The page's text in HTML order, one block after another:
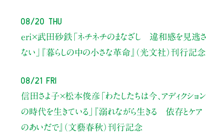
08/20 Thu
eri×武田砂鉄「ネチネチのまなざし 違和感を見逃さ
ない」
『暮らしの中の小さな革命』（光文社）刊行記念
08/21 Fri
信田さよ子×松本俊彦 「わたしたちは今、アディクション
の時代を生きている」
『溺れながら生きる 依存とケア
のあいだで』（文藝春秋）刊行記念